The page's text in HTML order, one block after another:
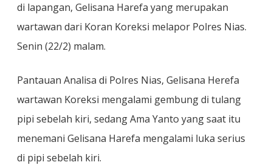
Saat
Bertugas
di lapangan, Gelisana Harefa yang merupakan
wartawan dari Koran Koreksi melapor Polres Nias.
Senin (22/2) malam.
Pantauan Analisa di Polres Nias, Gelisana Herefa
wartawan Koreksi mengalami gembung di tulang
pipi sebelah kiri, sedang Ama Yanto yang saat itu
menemani Gelisana Harefa mengalami luka serius
di pipi sebelah kiri.